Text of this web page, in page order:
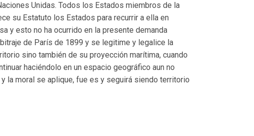
Unidas. Todos los Estados miembros de la
su Estatuto los Estados para recurrir a ella en
y esto no ha ocurrido en la presente demanda
de París de 1899 y se legitime y legalice la
sino también de su proyección marítima, cuando
haciéndolo en un espacio geográfico aun no
la moral se aplique, fue es y seguirá siendo territorio